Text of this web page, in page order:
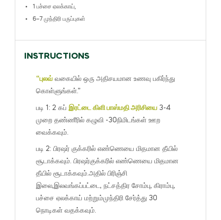
1 பச்சை ஏலக்காய்,
6–7 முந்திரி பருப்புகள்
INSTRUCTIONS
“புலவ் வகையில் ஒரு அதிசயமான உணவு பகிர்ந்து
கொள்ளுங்கள்.”
படி 1: 2 கப் இரட்டை கிளி பாஸ்மதி அரிசியை 3-4
முறை தண்ணீரில் கழுவி -30நிமிடங்கள் ஊற
வைக்கவும்.
படி 2: பிரஷர் குக்கரில் எண்ணெயை மிதமான தீயில்
சூடாக்கவும். பிரஷர்குக்கரில் எண்ணெயை மிதமான
தீயில் சூடாக்கவும்.அதில் பிரிஞ்சி
இலை,இலவங்கப்பட்டை, நட்சத்திர சோம்பு, கிராம்பு,
பச்சை ஏலக்காய் மற்றும்முந்திரி சேர்த்து 30
நொடிகள் வதக்கவும்.